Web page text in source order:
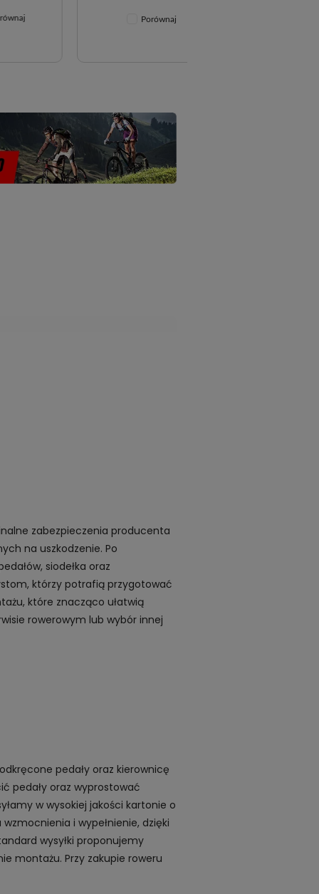
Porównaj
zabezpieczenia producenta
na uszkodzenie. Po
siodełka oraz
którzy potrafią przygotować
które znacząco ułatwią
rowerowym lub wybór innej
pedały oraz kierownicę
pedały oraz wyprostować
w wysokiej jakości kartonie o
i wypełnienie, dzięki
wysyłki proponujemy
montażu. Przy zakupie roweru